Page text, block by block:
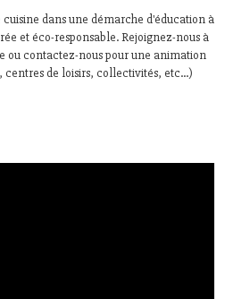
cuisine dans une démarche d'éducation à
et éco-responsable. Rejoignez-nous à
ou contactez-nous pour une animation
centres de loisirs, collectivités, etc...)